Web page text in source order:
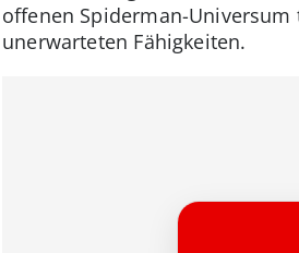
offenen Spiderman-
unerwarteten Fähigkeiten.